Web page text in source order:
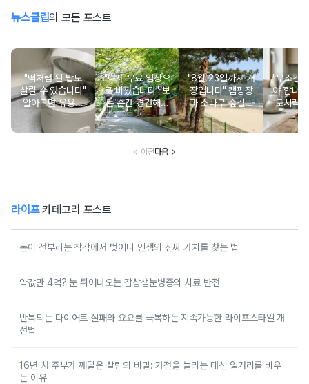
뉴스클립의 모든 포스트
"떡처럼 된 밥도
살릴 수 있습니다"
알아두면 유용한
물 많은 진 밥 살
리는 방법
"이제 무료 입장으
로 바꼈습니다" 보
는 순간 경건해지
고 마음이 편안해
지는 사찰 여행지
"8월 23일까지 개
장입니다" 캠핑장
과 소나무 숲길이
붙어있는 조용한
남해 해수욕장
"무조건
야 합니
도시락
마토 꼭
넣으면
이전다음
라이프카테고리 포스트
돈이 전부라는 착각에서 벗어나 인생의 진짜 가치를 찾는 법
약값만 4억? 눈 튀어나오는 갑상샘눈병증의 치료 반전
반복되는 다이어트 실패와 요요를 극복하는 지속가능한 라이프스타일 개
선법
16년 차 주부가 깨달은 살림의 비밀: 가전을 늘리는 대신 일거리를 비우
는 이유